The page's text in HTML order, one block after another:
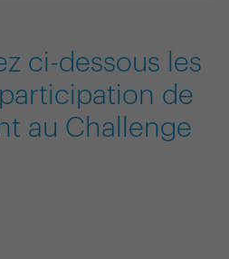
ci-dessous les
de
au Challenge